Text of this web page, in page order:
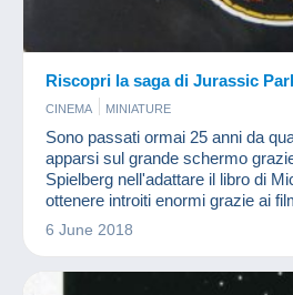
Riscopri la saga di Jurassic
CINEMA MINIATURE
Sono passati ormai 25 anni da
apparsi sul grande schermo
Spielberg nell'adattare il libro di
ottenere introiti enormi grazie ai
collegati! Una collezione grande
6 June 2018